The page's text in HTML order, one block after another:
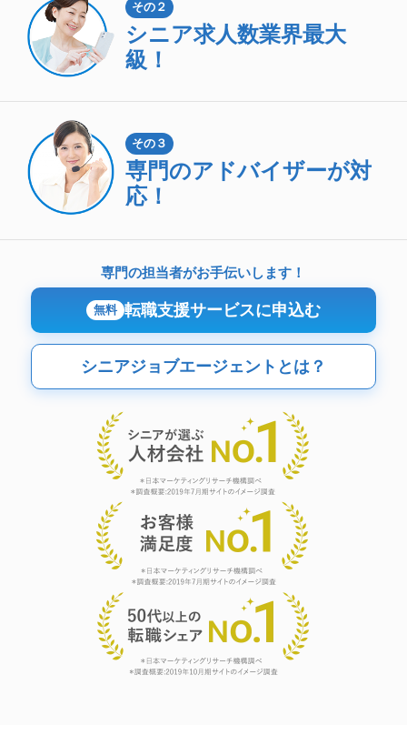
その２
シニア求人数業界最大
級！
その３
専門のアドバイザーが対
応！
専門の担当者がお手伝いします！
無料 転職支援サービスに申込む
シニアジョブエージェントとは？